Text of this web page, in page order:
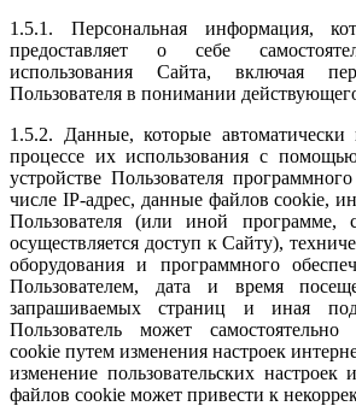
1.5.1. Персональная информация,
предоставляет о себе
использования Сайта, включая
Пользователя в понимании
1.5.2. Данные, которые автоматически
процессе их использования с
устройстве Пользователя
числе IP-адрес, данные файлов cookie,
Пользователя (или иной программе,
осуществляется доступ к Сайту),
оборудования и программного
Пользователем, дата и время
запрашиваемых страниц и иная
Пользователь может
cookie путем изменения настроек
изменение пользовательских настроек
файлов cookie может привести к